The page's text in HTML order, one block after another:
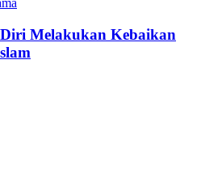
Melakukan Kebaikan